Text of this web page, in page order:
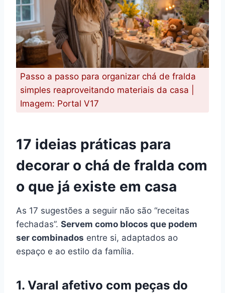
Passo a passo para organizar chá de fralda
simples reaproveitando materiais da casa |
Imagem: Portal V17
17 ideias práticas para
decorar o chá de fralda com
o que já existe em casa
As 17 sugestões a seguir não são “receitas
fechadas”. Servem como blocos que podem
ser combinados entre si, adaptados ao
espaço e ao estilo da família.
1. Varal afetivo com peças do